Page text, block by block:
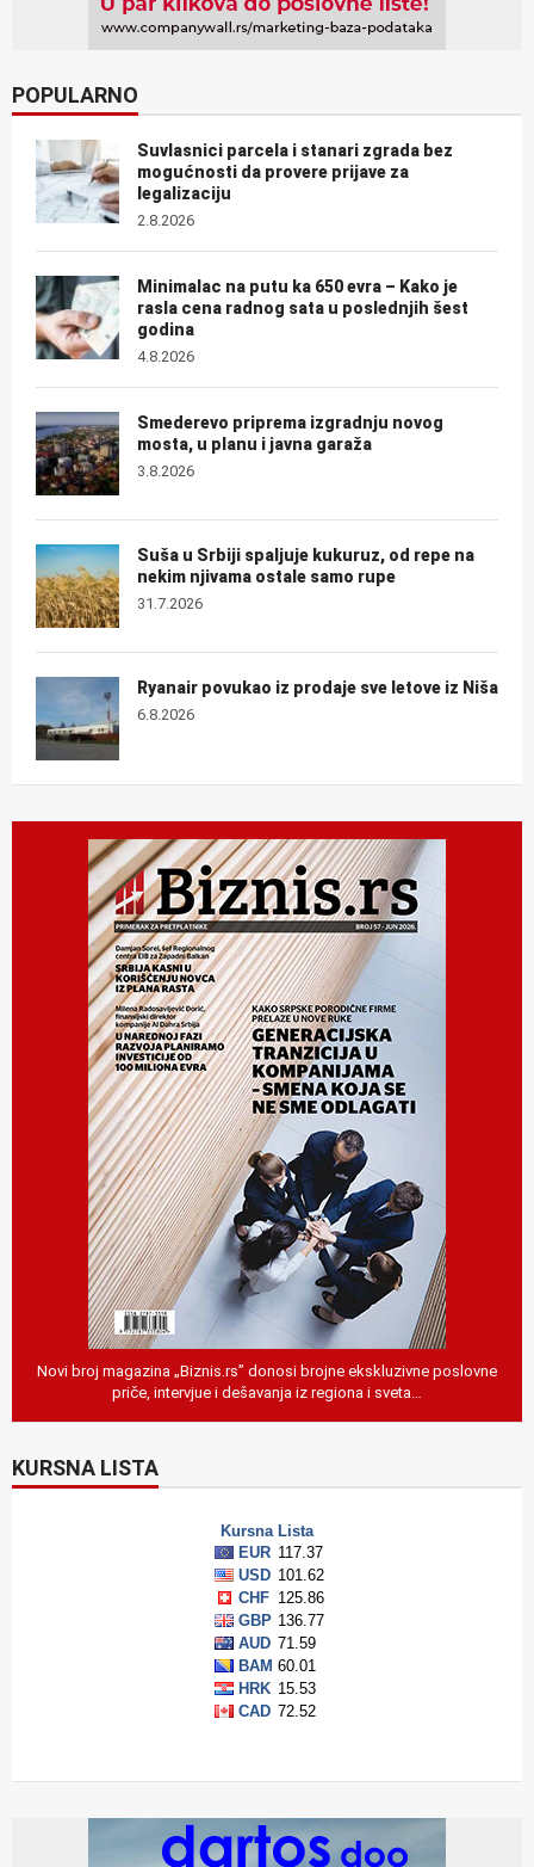
POPULARNO
Suvlasnici parcela i stanari zgrada bez
mogućnosti da provere prijave za
legalizaciju
2.8.2026
Minimalac na putu ka 650 evra – Kako je
rasla cena radnog sata u poslednjih šest
godina
4.8.2026
Smederevo priprema izgradnju novog
mosta, u planu i javna garaža
3.8.2026
Suša u Srbiji spaljuje kukuruz, od repe na
nekim njivama ostale samo rupe
31.7.2026
Ryanair povukao iz prodaje sve letove iz Niša
6.8.2026
Novi broj magazina „Biznis.rs” donosi brojne ekskluzivne poslovne
priče, intervjue i dešavanja iz regiona i sveta…
KURSNA LISTA